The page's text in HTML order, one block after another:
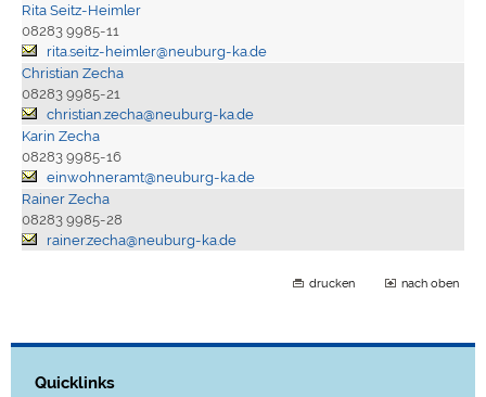
Rita Seitz-Heimler
08283 9985-11
rita.seitz-heimler@neuburg-ka.de
Christian Zecha
08283 9985-21
christian.zecha@neuburg-ka.de
Karin Zecha
08283 9985-16
einwohneramt@neuburg-ka.de
Rainer Zecha
08283 9985-28
rainer.zecha@neuburg-ka.de
drucken nach oben
Quicklinks